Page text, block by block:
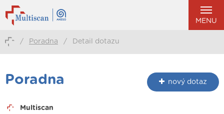
MENU
/ Poradna / Detail dotazu
Poradna nový dotaz
Multiscan